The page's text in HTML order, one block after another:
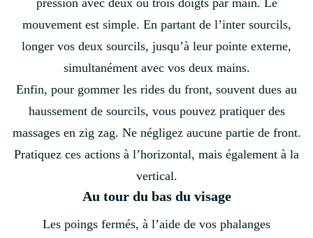
pression avec deux ou trois doigts par main. Le
mouvement est simple. En partant de l’inter sourcils,
longer vos deux sourcils, jusqu’à leur pointe externe,
simultanément avec vos deux mains.
Enfin, pour gommer les rides du front, souvent dues au
haussement de sourcils, vous pouvez pratiquer des
massages en zig zag. Ne négligez aucune partie de front.
Pratiquez ces actions à l’horizontal, mais également à la
vertical.
Au tour du bas du visage
Les poings fermés, à l’aide de vos phalanges